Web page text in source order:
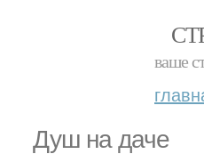
ваше
Душ на даче